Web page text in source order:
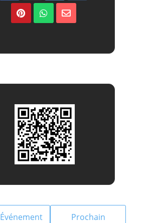
Événement
Prochain